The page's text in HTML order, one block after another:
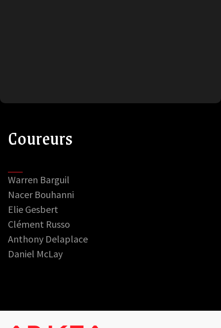
Coureurs
Warren Barguil
Nacer Bouhanni
Elie Gesbert
Clément Russo
Anthony Delaplace
Daniel McLay